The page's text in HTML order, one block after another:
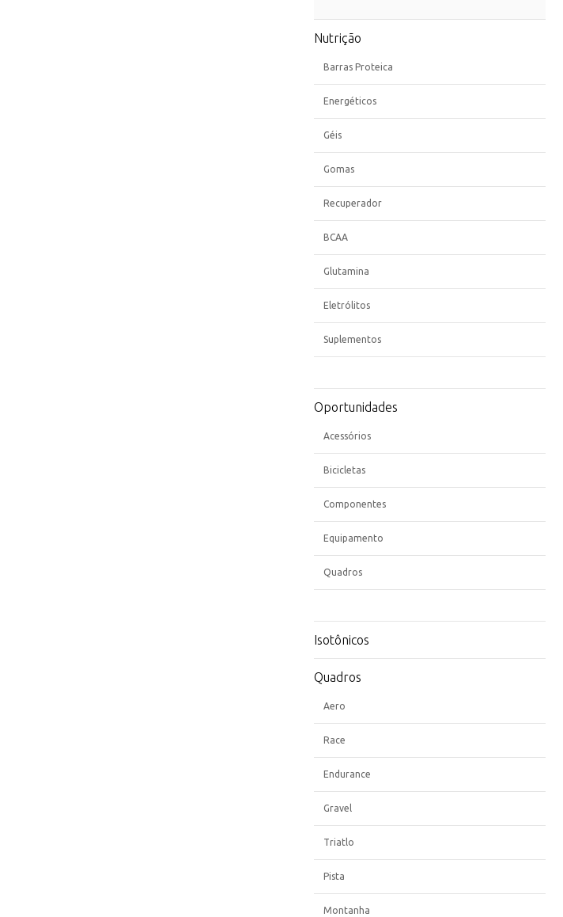
Nutrição
Barras Proteica
Energéticos
Géis
Gomas
Recuperador
BCAA
Glutamina
Eletrólitos
Suplementos
Oportunidades
Acessórios
Bicicletas
Componentes
Equipamento
Quadros
Isotônicos
Quadros
Aero
Race
Endurance
Gravel
Triatlo
Pista
Montanha